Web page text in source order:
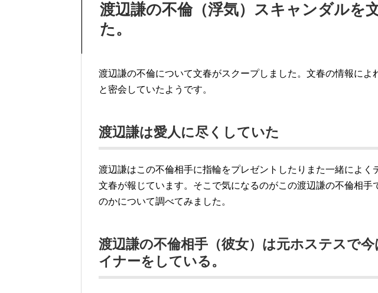
渡辺謙の不倫（浮気）スキャンダルを
た。
渡辺謙の不倫について文春がスクープしました。文春の情報によ
と密会していたようです。
渡辺謙は愛人に尽くしていた
渡辺謙はこの不倫相手に指輪をプレゼントしたりまた一緒によく
文春が報じています。そこで気になるのがこの渡辺謙の不倫相手
のかについて調べてみました。
渡辺謙の不倫相手（彼女）は元ホステスで
イナーをしている。